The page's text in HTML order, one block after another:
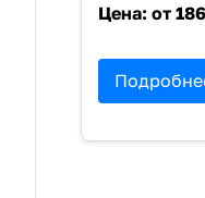
Цена: от